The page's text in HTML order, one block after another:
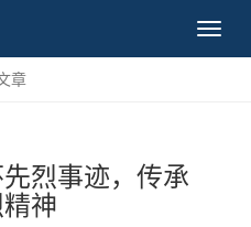
章
烈事迹，传承
神